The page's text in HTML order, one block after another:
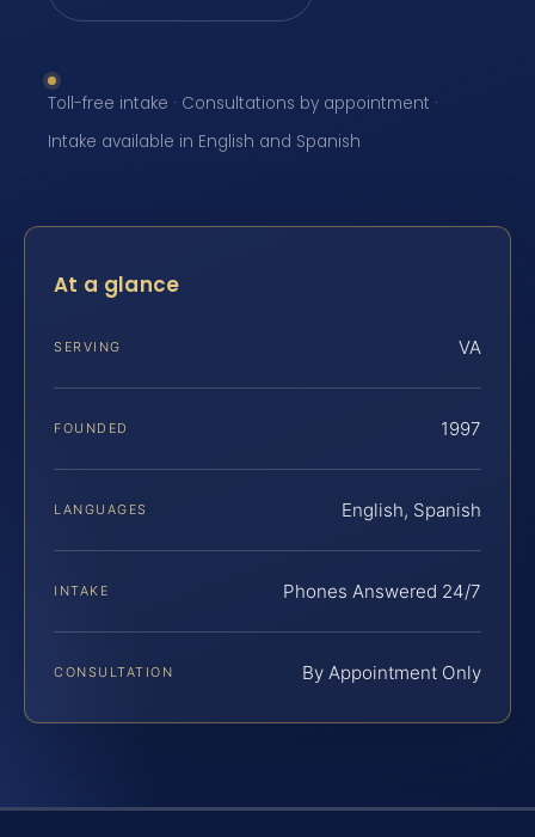
Toll-free intake · Consultations by appointment ·
Intake available in English and Spanish
At a glance
SERVING VA
FOUNDED 1997
LANGUAGES English, Spanish
INTAKE Phones Answered 24/7
CONSULTATION By Appointment Only